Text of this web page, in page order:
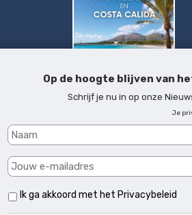
Download brochure
Op de hoogte blijven van
Schrijf je nu in op onze
Je
Ik ga akkoord met het Privacybeleid